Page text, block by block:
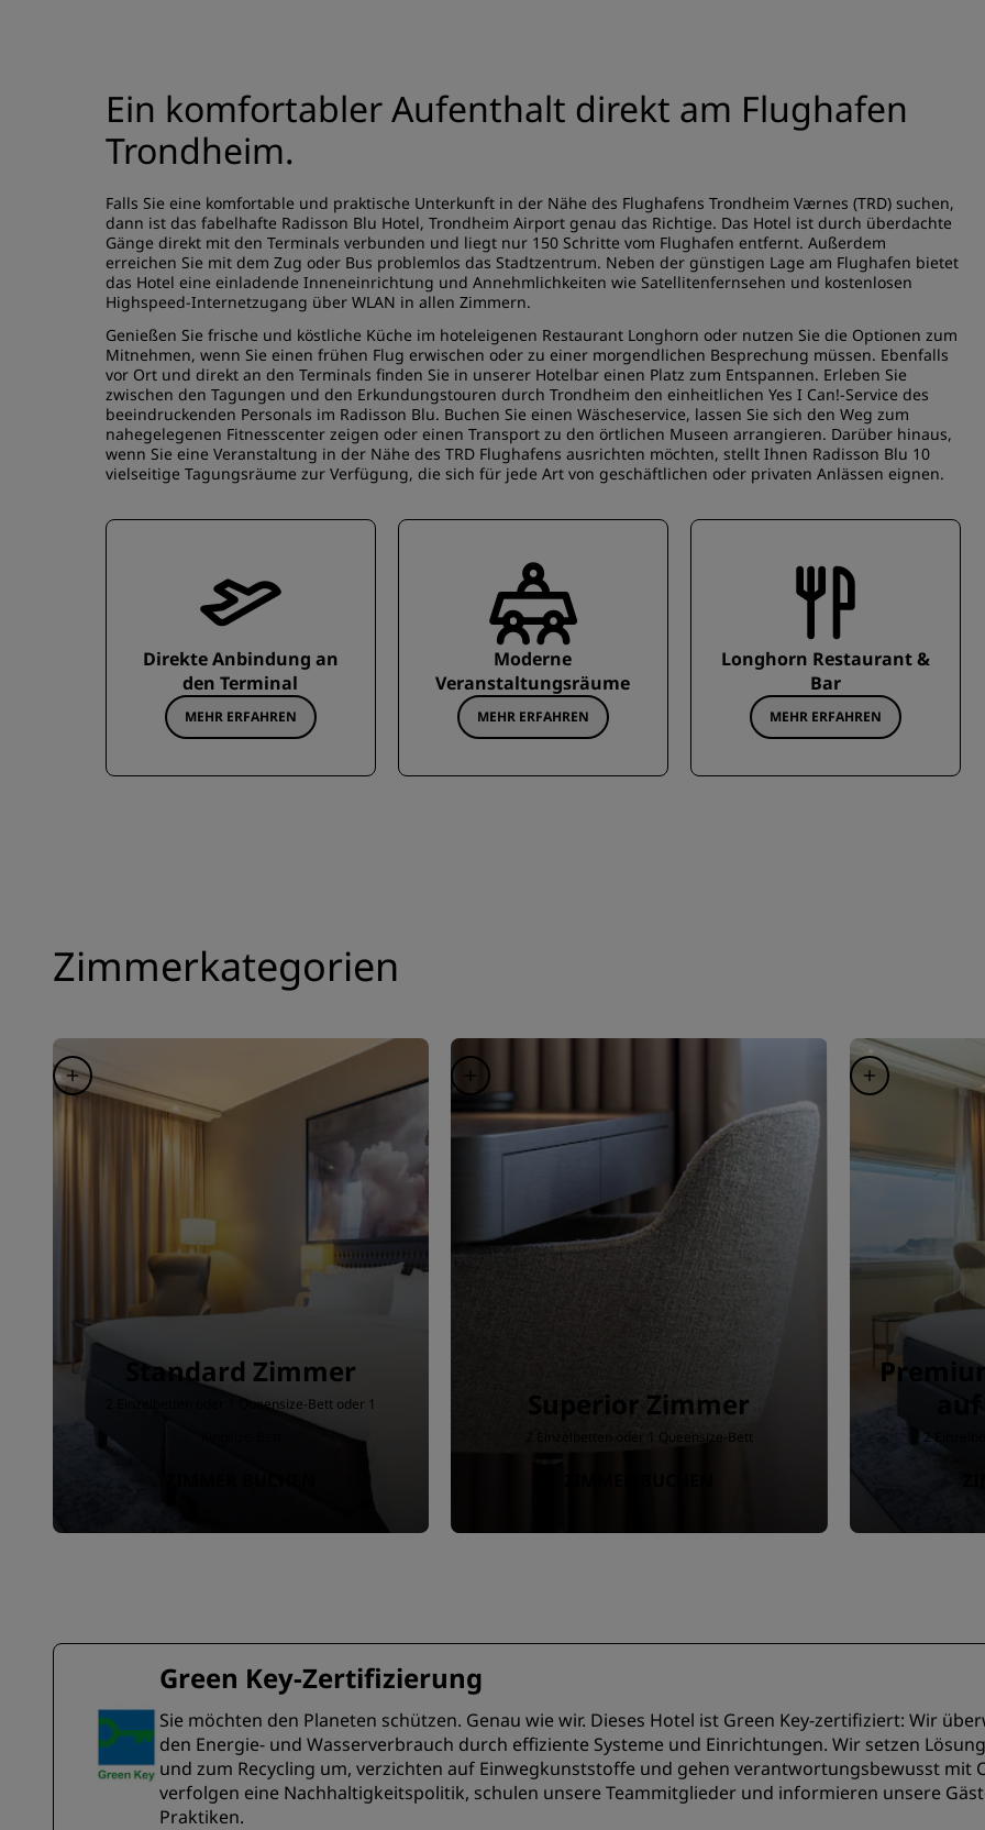
Ein komfortabler Aufenthalt direkt am Flughafen
Trondheim.
Falls Sie eine komfortable und praktische Unterkunft in der Nähe des Flughafens Trondheim Værnes (TRD) suchen,
dann ist das fabelhafte Radisson Blu Hotel, Trondheim Airport genau das Richtige. Das Hotel ist durch überdachte
Gänge direkt mit den Terminals verbunden und liegt nur 150 Schritte vom Flughafen entfernt. Außerdem
erreichen Sie mit dem Zug oder Bus problemlos das Stadtzentrum. Neben der günstigen Lage am Flughafen bietet
das Hotel eine einladende Inneneinrichtung und Annehmlichkeiten wie Satellitenfernsehen und kostenlosen
Highspeed-Internetzugang über WLAN in allen Zimmern.
Genießen Sie frische und köstliche Küche im hoteleigenen Restaurant Longhorn oder nutzen Sie die Optionen zum
Mitnehmen, wenn Sie einen frühen Flug erwischen oder zu einer morgendlichen Besprechung müssen. Ebenfalls
vor Ort und direkt an den Terminals finden Sie in unserer Hotelbar einen Platz zum Entspannen. Erleben Sie
zwischen den Tagungen und den Erkundungstouren durch Trondheim den einheitlichen Yes I Can!-Service des
beeindruckenden Personals im Radisson Blu. Buchen Sie einen Wäscheservice, lassen Sie sich den Weg zum
nahegelegenen Fitnesscenter zeigen oder einen Transport zu den örtlichen Museen arrangieren. Darüber hinaus,
wenn Sie eine Veranstaltung in der Nähe des TRD Flughafens ausrichten möchten, stellt Ihnen Radisson Blu 10
vielseitige Tagungsräume zur Verfügung, die sich für jede Art von geschäftlichen oder privaten Anlässen eignen.
Direkte Anbindung an
den Terminal
MEHR ERFAHREN
Moderne
Veranstaltungsräume
MEHR ERFAHREN
Longhorn Restaurant &
Bar
MEHR ERFAHREN
Zimmerkategorien
Standard Zimmer
2 Einzelbetten oder 1 Queensize-Bett oder 1
Superior Zimmer
2 Einzelbetten oder 1 Queensize-Bett 2
Green Key-Zertifizierung
Sie möchten den Planeten schützen. Genau wie wir. Dieses Hotel ist Green Key-zertifiziert: Wir
den Energie- und Wasserverbrauch durch effiziente Systeme und Einrichtungen. Wir setzen
und zum Recycling um, verzichten auf Einwegkunststoffe und gehen verantwortungsbewusst mit
verfolgen eine Nachhaltigkeitspolitik, schulen unsere Teammitglieder und informieren unsere
Praktiken.